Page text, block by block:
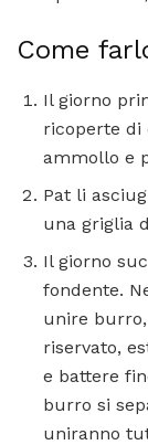
Come
Il giorno
ricoperte di
ammollo e
Pat li
una griglia
Il giorno
fondente.
unire
riservato,
e battere
burro si
uniranno